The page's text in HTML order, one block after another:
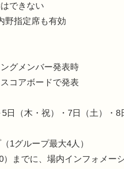
できない
野指定席も有効
グメンバー発表時
コアボードで発表
日（木・祝）・7日（土）・8
1グループ最大4人）
までに、場内インフォメー